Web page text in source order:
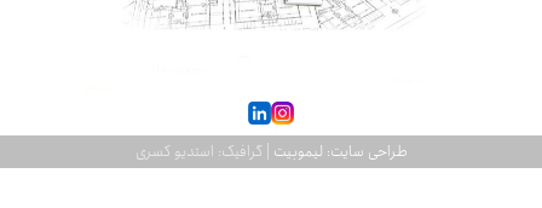
طراحی سایت: لیموبیت | گرافیک: استدیو کسری